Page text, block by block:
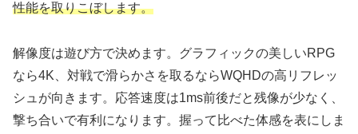
性能を取りこぼします。
解像度は遊び方で決めます。グラフィックの美しいRPG
なら4K、対戦で滑らかさを取るならWQHDの高リフレッ
シュが向きます。応答速度は1ms前後だと残像が少なく、
撃ち合いで有利になります。握って比べた体感を表にしま